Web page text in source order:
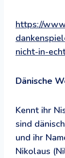
https://
nicht-in-
Dänische
Kennt ihr
sind
und ihr
Nikolaus